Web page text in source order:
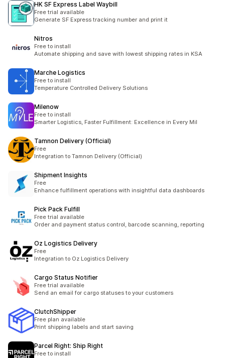
HK SF Express Label Waybill
Free trial available
Generate SF Express tracking number and print it
Nitros
Free to install
Automate shipping and save with lowest shipping rates in KSA
Marche Logistics
Free to install
Temperature Controlled Delivery Solutions
Milenow
Free to install
Smarter Logistics, Faster Fulfillment: Excellence in Every Mil
Tamnon Delivery (Official)
Free
Integration to Tamnon Delivery (Official)
Shipment Insights
Free
Enhance fulfillment operations with insightful data dashboards
Pick Pack Fulfill
Free trial available
Order and payment status control, barcode scanning, reporting
Oz Logistics Delivery
Free
Integration to Oz Logistics Delivery
Cargo Status Notifier
Free trial available
Send an email for cargo statuses to your customers
ClutchShipper
Free plan available
Print shipping labels and start saving
Parcel Right: Ship Right
Free to install